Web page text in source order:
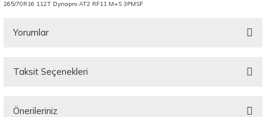
265/70R16 112T Dynapro AT2 RF11 M+S 3PMSF
Yorumlar
Taksit Seçenekleri
Önerileriniz